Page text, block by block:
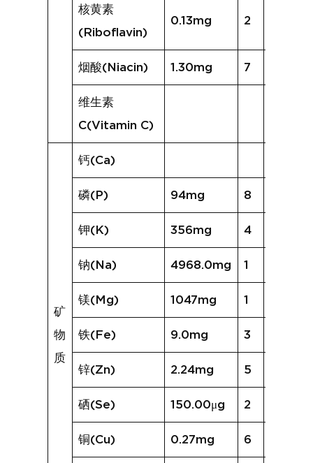
核黄素
(Riboflavin)
0.13mg 2
烟酸(Niacin) 1.30mg 7
维生素
C(Vitamin C)
矿
物
质
钙(Ca)
磷(P) 94mg 8
钾(K) 356mg 4
钠(Na) 4968.0mg 1
镁(Mg) 1047mg 1
铁(Fe) 9.0mg 3
锌(Zn) 2.24mg 5
硒(Se) 150.00μg 2
铜(Cu) 0.27mg 6